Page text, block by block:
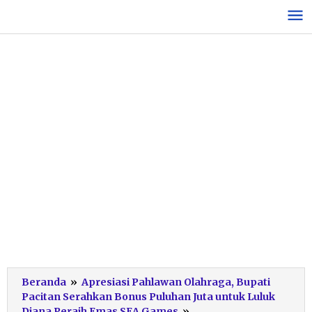
konten
Beranda » Apresiasi Pahlawan Olahraga, Bupati
Pacitan Serahkan Bonus Puluhan Juta untuk Luluk